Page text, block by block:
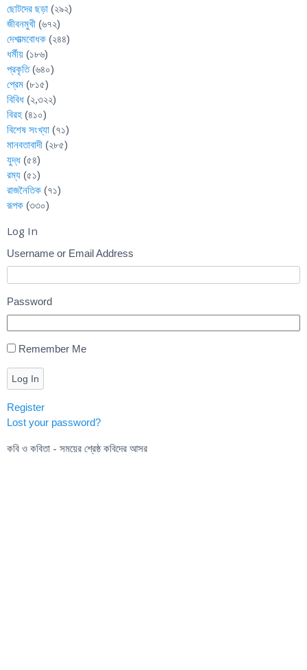
ছোটদের ছড়া (২৯২)
জীবনমুখী (৬৭২)
দেশাত্মবোধক (২৪৪)
ধর্মীয় (১৮৬)
প্রকৃতি(৬৪০)
প্রেম (৮১৫)
বিবিধ (২,৩২২)
বিরহ (৪১০)
বিশেষ সংখ্যা (৭১)
মানবতাবাদী (২৮৫)
যুদ্ধ (৫৪)
রম্য (৫১)
রাজনৈতিক (৭১)
রূপক (৩৩০)
Log In
Username or Email Address
Password
Remember Me
Log In
Register
Lost your password?
কবি ও কবিতা - সময়ের শ্রেষ্ঠ কবিদের আসর